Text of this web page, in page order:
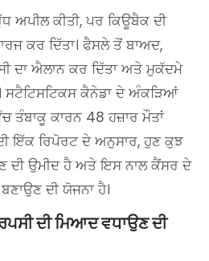
ਅਪੀਲ ਕੀਤੀ, ਪਰ ਕਿਊਬੈਕ ਦੀ
ਕਰ ਦਿੱਤਾ। ਫੈਸਲੇ ਤੋਂ ਬਾਅਦ,
ਦਾ ਐਲਾਨ ਕਰ ਦਿੱਤਾ ਅਤੇ ਮੁਕੱਦਮੇ
ਸਟੈਟਿਸਟਿਕਸ ਕੈਨੇਡਾ ਦੇ ਅੰਕੜਿਆਂ
ਤੰਬਾਕੂ ਕਾਰਨ 48 ਹਜ਼ਾਰ ਮੌਤਾਂ
ਇੱਕ ਰਿਪੋਰਟ ਦੇ ਅਨੁਸਾਰ, ਹੁਣ ਕੁਝ
ਦੀ ਉਮੀਦ ਹੈ ਅਤੇ ਇਸ ਨਾਲ ਕੈਂਸਰ ਦੇ
ਦੀ ਯੋਜਨਾ ਹੈ।
ਦੀ ਮਿਆਦ ਵਧਾਉਣ ਦੀ